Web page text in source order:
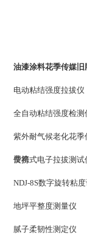
油漆涂料花季传媒
电动粘结强度拉拔仪
全自动粘结强度检测
紫外耐气候老化花季
费箱
便携式电子拉拔测试
NDJ-8S数字旋转粘
地坪平整度测量仪
腻子柔韧性测定仪